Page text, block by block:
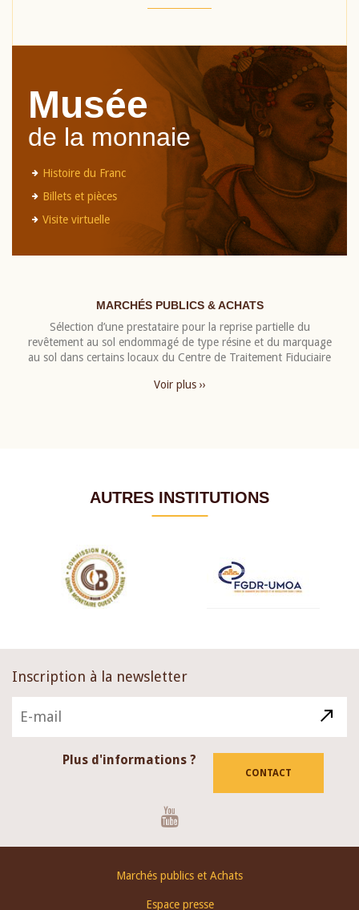
Musée
de la monnaie
Histoire du Franc
Billets et pièces
Visite virtuelle
MARCHÉS PUBLICS & ACHATS
Sélection d’une prestataire pour la reprise partielle du
revêtement au sol endommagé de type résine et du marquage
au sol dans certains locaux du Centre de Traitement Fiduciaire
Voir plus ››
AUTRES INSTITUTIONS
Inscription à la newsletter
Plus d'informations ?
CONTACT
Marchés publics et Achats
Espace presse